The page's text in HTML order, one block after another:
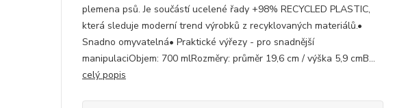
plemena psů. Je součástí ucelené řady +98% RECYCLED PLASTIC,
která sleduje moderní trend výrobků z recyklovaných materiálů.•
Snadno omyvatelná• Praktické výřezy - pro snadnější
manipulaciObjem: 700 mlRozměry: průměr 19,6 cm / výška 5,9 cmB...
celý popis